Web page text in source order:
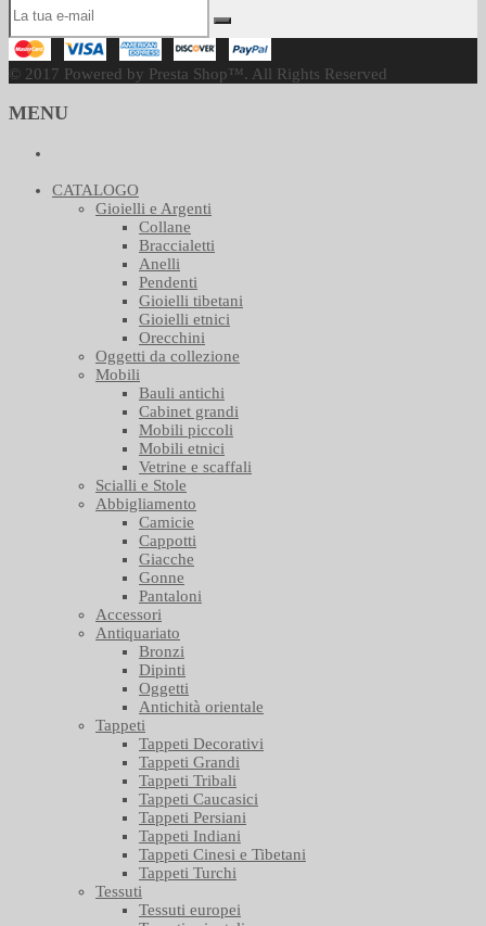
© 2017 Powered by Presta Shop™. All Rights Reserved
MENU
CATALOGO
Gioielli e Argenti
Collane
Braccialetti
Anelli
Pendenti
Gioielli tibetani
Gioielli etnici
Orecchini
Oggetti da collezione
Mobili
Bauli antichi
Cabinet grandi
Mobili piccoli
Mobili etnici
Vetrine e scaffali
Scialli e Stole
Abbigliamento
Camicie
Cappotti
Giacche
Gonne
Pantaloni
Accessori
Antiquariato
Bronzi
Dipinti
Oggetti
Antichità orientale
Tappeti
Tappeti Decorativi
Tappeti Grandi
Tappeti Tribali
Tappeti Caucasici
Tappeti Persiani
Tappeti Indiani
Tappeti Cinesi e Tibetani
Tappeti Turchi
Tessuti
Tessuti europei